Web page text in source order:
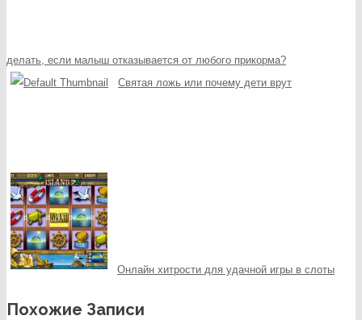
делать, если малыш отказывается от любого прикорма?
Святая ложь или почему дети врут
Онлайн хитрости для удачной игры в слоты
Похожие Записи